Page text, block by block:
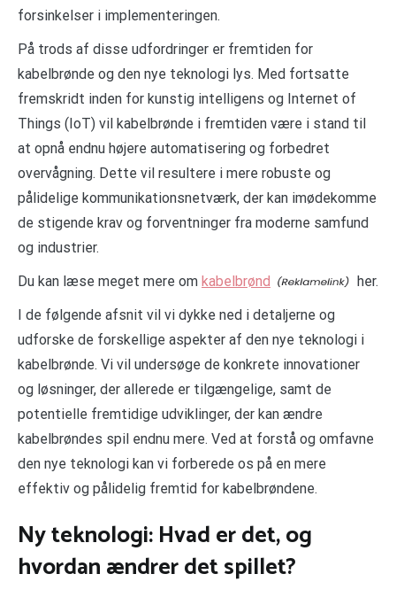
forsinkelser i implementeringen.
På trods af disse udfordringer er fremtiden for
kabelbrønde og den nye teknologi lys. Med fortsatte
fremskridt inden for kunstig intelligens og Internet of
Things (IoT) vil kabelbrønde i fremtiden være i stand til
at opnå endnu højere automatisering og forbedret
overvågning. Dette vil resultere i mere robuste og
pålidelige kommunikationsnetværk, der kan imødekomme
de stigende krav og forventninger fra moderne samfund
og industrier.
Du kan læse meget mere om kabelbrønd
her.
I de følgende afsnit vil vi dykke ned i detaljerne og
udforske de forskellige aspekter af den nye teknologi i
kabelbrønde. Vi vil undersøge de konkrete innovationer
og løsninger, der allerede er tilgængelige, samt de
potentielle fremtidige udviklinger, der kan ændre
kabelbrøndes spil endnu mere. Ved at forstå og omfavne
den nye teknologi kan vi forberede os på en mere
effektiv og pålidelig fremtid for kabelbrøndene.
Ny teknologi: Hvad er det, og
hvordan ændrer det spillet?